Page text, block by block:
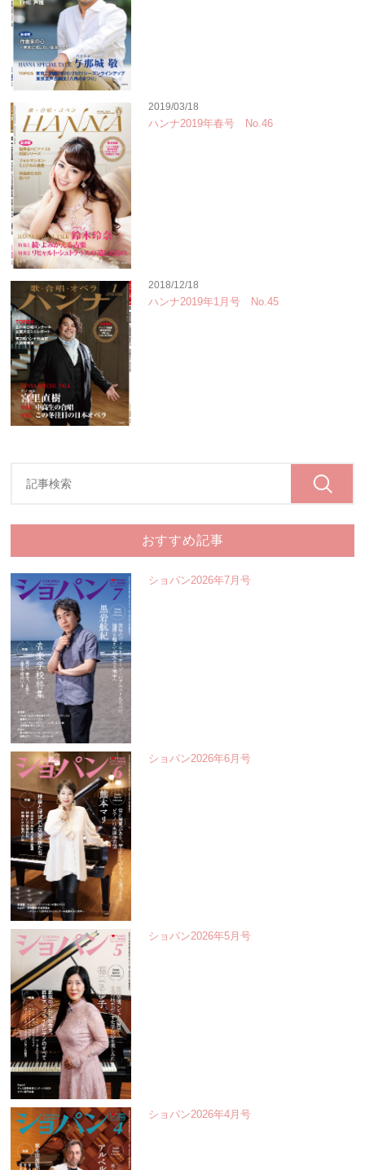
2019/03/18
ハンナ2019年春号 No.46
2018/12/18
ハンナ2019年1月号 No.45
おすすめ記事
ショパン2026年7月号
ショパン2026年6月号
ショパン2026年5月号
ショパン2026年4月号